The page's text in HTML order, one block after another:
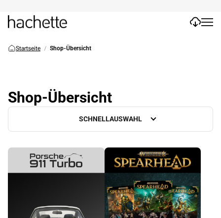
Startseite Shop-Übersicht
Shop-Übersicht
SCHNELLAUSWAHL